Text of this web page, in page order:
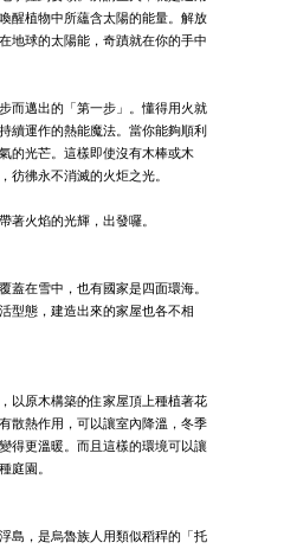
醒植物中所蘊含太陽的能量。解放
地球的太陽能，奇蹟就在你的手中
而邁出的「第一步」。懂得用火就
續運作的熱能魔法。當你能夠順利
的光芒。這樣即使沒有木棒或木
彷彿永不消滅的火炬之光。
著火焰的光輝，出發囉。
蓋在雪中，也有國家是四面環海。
型態，建造出來的家屋也各不相
以原木構築的住家屋頂上種植著花
散熱作用，可以讓室內降溫，冬季
得更溫暖。而且這樣的環境可以讓
庭園。
島，是烏魯族人用類似稻稈的「托